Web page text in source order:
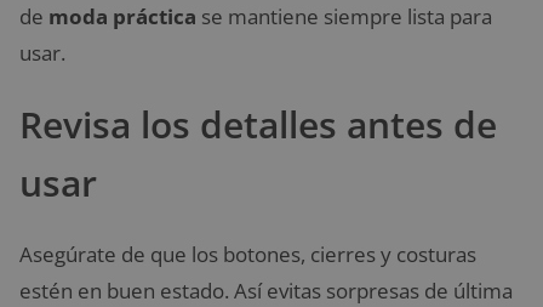
de moda práctica se mantiene siempre lista para
usar.
Revisa los detalles antes de
usar
Asegúrate de que los botones, cierres y costuras
estén en buen estado. Así evitas sorpresas de última